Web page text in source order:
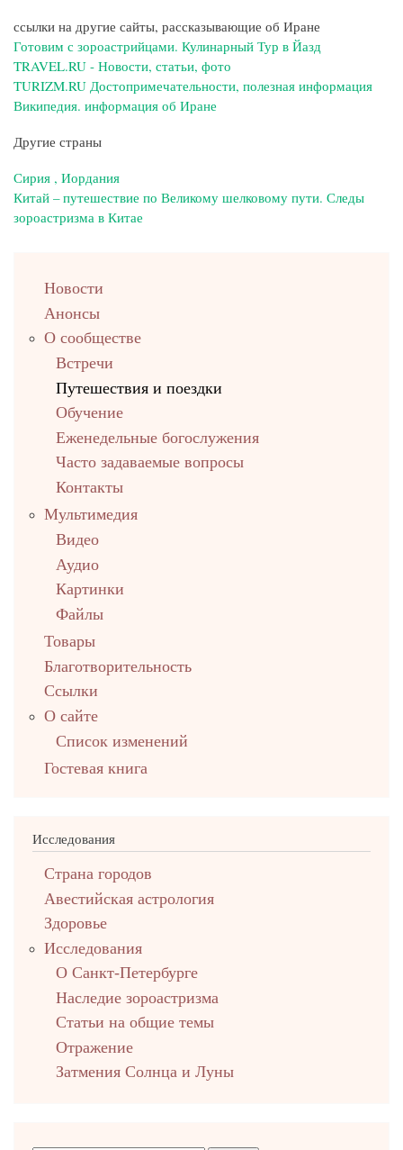
ссылки на другие сайты, рассказывающие об Иране
Готовим с зороастрийцами. Кулинарный Тур в Йазд
TRAVEL.RU - Новости, статьи, фото
TURIZM.RU Достопримечательности, полезная информация
Википедия. информация об Иране
Другие страны
Сирия , Иордания
Китай – путешествие по Великому шелковому пути. Следы
зороастризма в Китае
upНовости
Анонсы
О сообществе
Встречи
Путешествия и поездки
Обучение
Еженедельные богослужения
Часто задаваемые вопросы
Контакты
Мультимедия
Видео
Аудио
Картинки
Файлы
Товары
Благотворительность
Ссылки
О сайте
Список изменений
Гостевая книга
Исследования
Страна городов
Авестийская астрология
Здоровье
Исследования
О Санкт-Петербурге
Наследие зороастризма
Cтатьи на общие темы
Отражение
Затмения Солнца и Луны